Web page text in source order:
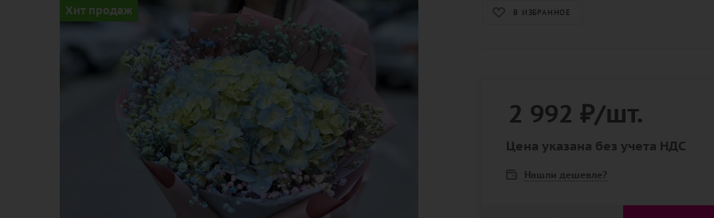
Хит продаж В ИЗБРАННОЕ
2 992 ₽/шт.
Цена указана без учета НДС
Нашли дешевле?